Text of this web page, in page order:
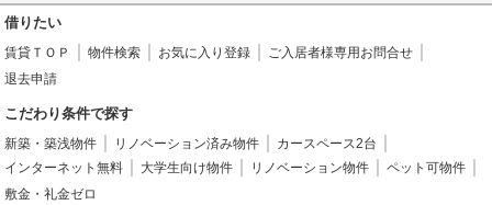
借りたい
賃貸ＴＯＰ 物件検索 お気に入り登録
ご入居者様専用お問合せ
退去申請
こだわり条件で探す
新築・築浅物件 リノベーション済み物件
カースペース2台
インターネット無料
大学生向け物件 リノベーション物件
ペット可物件
敷金・礼金ゼロ